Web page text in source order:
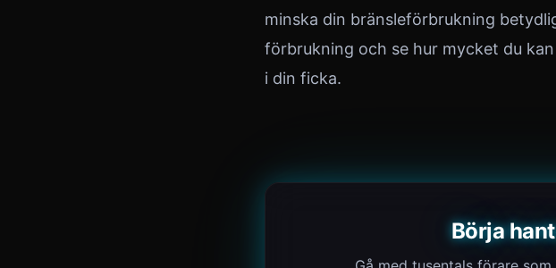
minska din bränsleförbrukning
förbrukning och se hur mycket du
i din ficka.
Börja